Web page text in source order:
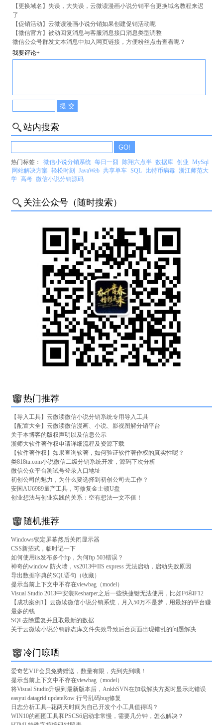
【更换域名】失误，大失误，云微读漫画小说分销平台更换域名教程来迟
了
【促销活动】云微读漫画小说分销如果创建促销活动呢
【微信官方】被动回复消息与客服消息接口消息类型调整
微信公众号群发文本消息中加入网页链接，方便粉丝点击查看呢？
我要评论+
站内搜索
热门标签： 微信小说分销系统 每日一囧 陈翔六点半 数据库 创业
MySql
网站解决方案
轻松时刻 JavaWeb 共享单车 SQL 比特币病毒 浙江师范大
学 高考 微信小说分销源码
关注公众号（随时搜索）
热门推荐
【导入工具】云微读微信小说分销系统专用导入工具
【配置大全】云微读微信漫画、小说、影视图解分销平台
关于本博客的版权声明以及信息公示
浙师大软件著作权申请详细流程及资源下载
【软件著作权】如果查询软著，如何验证软件著作权的真实性呢？
类818tu.com小说微信二级分销系统开发，源码下次分析
微信公众平台测试号登录入口地址
初创公司的魅力，为什么要选择到初创公司去工作？
安国AU6989量产工具，可修复金士顿U盘
创业想法与创业实践的关系：空有想法一文不值！
随机推荐
Windows锁定屏幕然后关闭显示器
CSS新招式，临时记一下
如何使用iis发布多个ftp，为何ftp 503错误？
神奇的window 防火墙，vs2013中IIS express 无法启动，启动失败原因
导出数据字典的SQL语句（收藏）
提示当前上下文中不存在viewbag（model）
Visual Studio 2013中安装Resharper之后一些快捷键无法使用，比如F6和F12
【成功案例1】云微读微信小说分销系统，月入50万不是梦，用最好的平台赚
最多的钱
SQL去除重复并且取最新的数据
关于云微读小说分销静态库文件失效导致后台页面出现错乱的问题解决
冷门晾晒
爱奇艺VIP会员免费赠送，数量有限，先到先到哦！
提示当前上下文中不存在viewbag（model）
将Visual Studio升级到最新版本后，AnkhSVN在加载解决方案时显示此错误
easyui datagrid updateRow 行号乱码bug修复
日志分析工具--花两天时间为自己开发个小工具值得吗？
WIN10的画图工具和PSCS6启动非常慢，需要几分钟，怎么解决？